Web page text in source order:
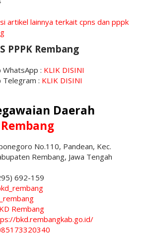
artikel lainnya terkait cpns dan pppk
PPPK Rembang
WhatsApp : KLIK DISINI
Telegram : KLIK DISINI
Daerah
Rembang
No.110, Pandean, Kec.
Rembang, Jawa Tengah
692-159
Rembang
bkd.rembangkab.go.id/